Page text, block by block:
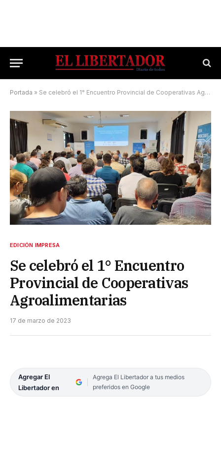
Portada » Se celebró el 1° Encuentro Provincial de Cooperativas Agroalimentarias
EDICIÓN IMPRESA
Se celebró el 1° Encuentro
Provincial de Cooperativas
Agroalimentarias
17 de marzo de 2023
Agregar El
Libertador en
Agrega El Libertador a tus medios
preferidos en Google